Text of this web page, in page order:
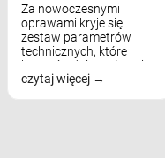
Za nowoczesnymi
oprawami kryje się
zestaw parametrów
technicznych, które
bezpośrednio wpływają
na komfort widzenia,
czytaj więcej